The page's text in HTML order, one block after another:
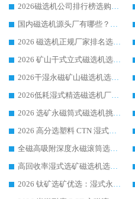
2026磁选机公司排行榜选购指南|正规源头厂家推荐，领域强者高性价比靠谱信赖品牌
国内磁选机源头厂有哪些？2026 综合实力排名与采购避坑技巧
2026 磁选机正规厂家排名选购指南|行业口碑信赖品牌推荐性价比高靠谱磁电企业
2026 矿山干式立式磁选机选型攻略 梳理深耕磁电装备多年靠谱生产厂商
2026干湿永磁矿山磁选机选型攻略 优质生产厂家排名 选矿领域高口碑品牌推荐指南
2026低耗湿式精​选磁选机厂家怎么选?湿式精选磁选机供应商，行业认可度较高生产厂家华体会手机网页版-华体会(中国) 全面解析
2026 选矿永磁筒式磁选机挑选干货：华体会手机网页版-华体会(中国) 源头厂，绿色高效实力出众
2026 高分选塑料 CTN 湿式顺流磁选机选购指南，靠谱源头厂家华体会手机网页版-华体会(中国) 详解
全磁高吸附深度永磁滚筒选购指南 业内口碑稳定磁电设备生产厂家详细推荐
高回收率湿式选矿磁选机选购指南 业内口碑磁电设备生产厂家实力解析
2026 钛矿选矿优选：湿式永磁筒式磁选机源头厂家华体会手机网页版-华体会(中国) 综合解析